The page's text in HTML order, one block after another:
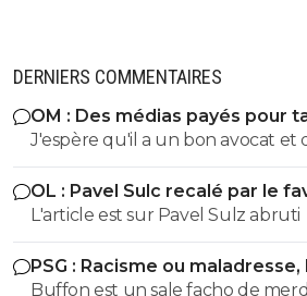
DERNIERS COMMENTAIRES
OM : Des médias payés pour
accusé
J'espère qu'il a un bon avocat et
qu'il va vite exploser en vol avec
OL : Pavel Sulc recalé par le
L'article est sur Pavel Sulz abruti
PSG : Racisme ou
Buffon est un sale facho de